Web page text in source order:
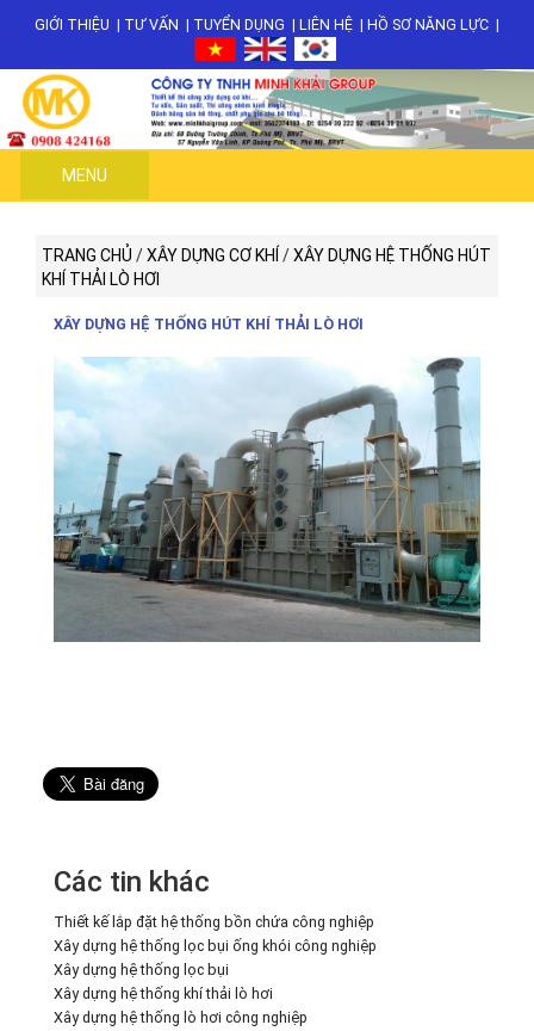
GIỚI THIỆU | TƯ VẤN | TUYỂN DỤNG | LIÊN HỆ | HỒ SƠ NĂNG LỰC |
MENU
TRANG CHỦ /XÂY DỰNG CƠ KHÍ /XÂY DỰNG HỆ THỐNG HÚT
KHÍ THẢI LÒ HƠI
XÂY DỰNG HỆ THỐNG HÚT KHÍ THẢI LÒ HƠI
Các tin khác
Thiết kế lắp đặt hệ thống bồn chứa công nghiệp
Xây dựng hệ thống lọc bụi ống khói công nghiệp
Xây dựng hệ thống lọc bụi
Xây dựng hệ thống khí thải lò hơi
Xây dựng hệ thống lò hơi công nghiệp